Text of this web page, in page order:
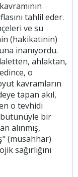
tahlil eder.
ve su
(hakikatinin)
inanıyordu.
ahlaktan,
o
kavramların
tapan akıl,
o tevhidi
bütünüyle bir
alınmış,
(musahhar)
sağırlığını